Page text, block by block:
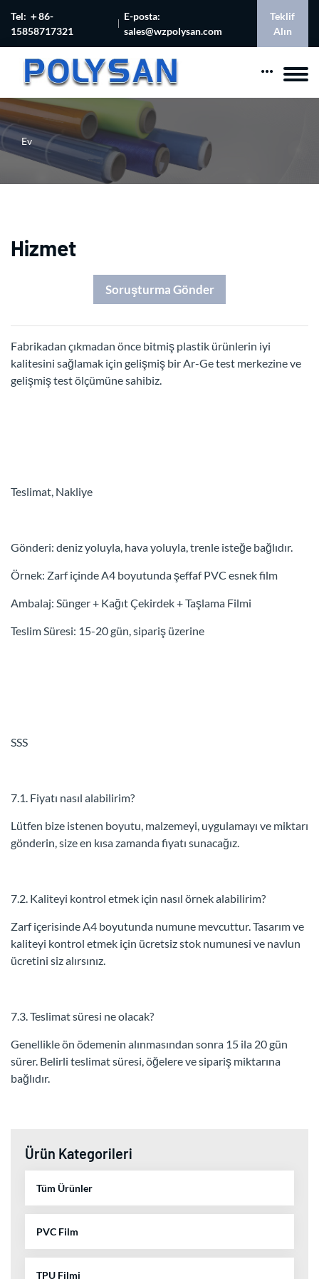
Tel: ＋86-
15858717321
E-posta:
sales@wzpolysan.com
Teklif
Alın
Ev
Hizmet
Soruşturma Gönder
Fabrikadan çıkmadan önce bitmiş plastik ürünlerin iyi
kalitesini sağlamak için gelişmiş bir Ar-Ge test merkezine ve
gelişmiş test ölçümüne sahibiz.
Teslimat, Nakliye
Gönderi: deniz yoluyla, hava yoluyla, trenle isteğe bağlıdır.
Örnek: Zarf içinde A4 boyutunda şeffaf PVC esnek film
Ambalaj: Sünger + Kağıt Çekirdek + Taşlama Filmi
Teslim Süresi: 15-20 gün, sipariş üzerine
SSS
7.1. Fiyatı nasıl alabilirim?
Lütfen bize istenen boyutu, malzemeyi, uygulamayı ve miktarı
gönderin, size en kısa zamanda fiyatı sunacağız.
7.2. Kaliteyi kontrol etmek için nasıl örnek alabilirim?
Zarf içerisinde A4 boyutunda numune mevcuttur. Tasarım ve
kaliteyi kontrol etmek için ücretsiz stok numunesi ve navlun
ücretini siz alırsınız.
7.3. Teslimat süresi ne olacak?
Genellikle ön ödemenin alınmasından sonra 15 ila 20 gün
sürer. Belirli teslimat süresi, öğelere ve sipariş miktarına
bağlıdır.
Ürün Kategorileri
Tüm Ürünler
PVC Film
TPU Filmi